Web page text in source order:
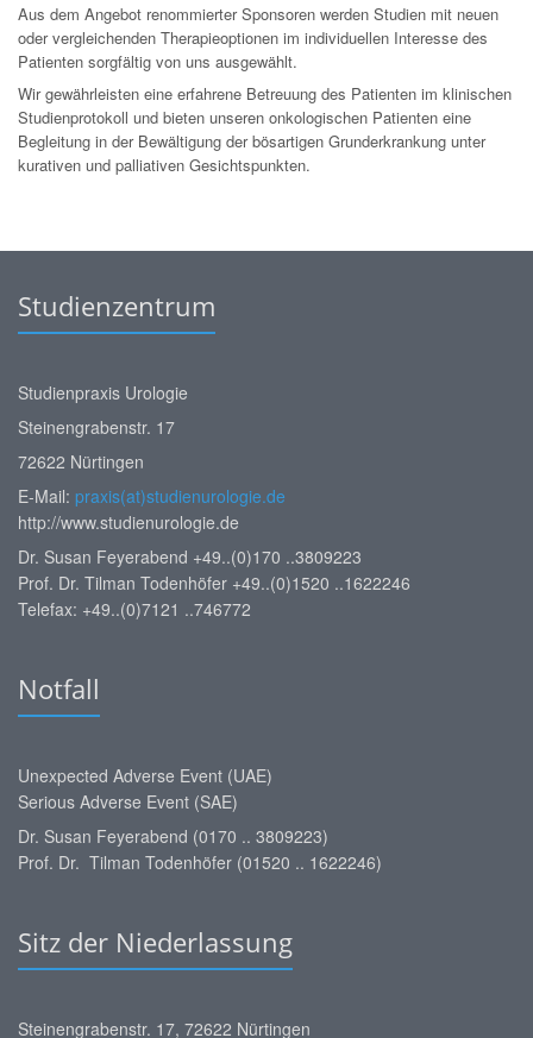
Aus dem Angebot renommierter Sponsoren werden Studien mit neuen
oder vergleichenden Therapieoptionen im individuellen Interesse des
Patienten sorgfältig von uns ausgewählt.
Wir gewährleisten eine erfahrene Betreuung des Patienten im klinischen
Studienprotokoll und bieten unseren onkologischen Patienten eine
Begleitung in der Bewältigung der bösartigen Grunderkrankung unter
kurativen und palliativen Gesichtspunkten.
Studienzentrum
Studienpraxis Urologie
Steinengrabenstr. 17
72622 Nürtingen
E-Mail: praxis(at)studienurologie.de
http://www.studienurologie.de
Dr. Susan Feyerabend +49..(0)170 ..3809223
Prof. Dr. Tilman Todenhöfer +49..(0)1520 ..1622246
Telefax: +49..(0)7121 ..746772
Notfall
Unexpected Adverse Event (UAE)
Serious Adverse Event (SAE)
Dr. Susan Feyerabend (0170 .. 3809223)
Prof. Dr. Tilman Todenhöfer (01520 .. 1622246)
Sitz der Niederlassung
Steinengrabenstr. 17, 72622 Nürtingen